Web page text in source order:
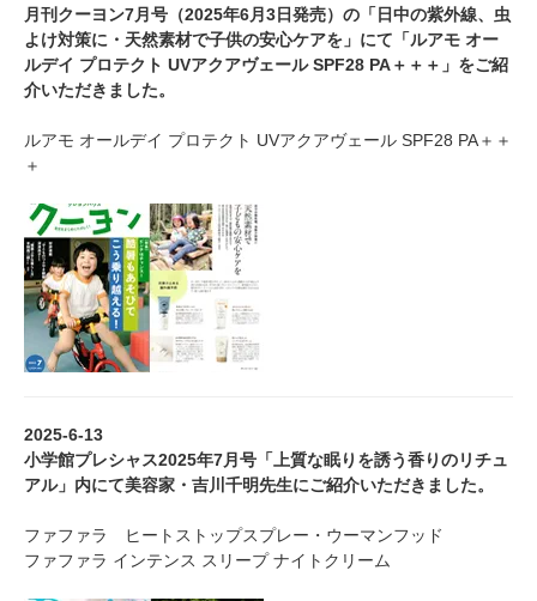
月刊クーヨン7月号（2025年6月3日発売）の「日中の紫外線、虫
よけ対策に・天然素材で子供の安心ケアを」にて「ルアモ オー
ルデイ プロテクト UVアクアヴェール SPF28 PA＋＋＋」をご紹
介いただきました。
ルアモ オールデイ プロテクト UVアクアヴェール SPF28 PA＋＋
＋
2025-6-13
小学館プレシャス2025年7月号「上質な眠りを誘う香りのリチュ
アル」内にて美容家・吉川千明先生にご紹介いただきました。
ファファラ ヒートストップスプレー・ウーマンフッド
ファファラ インテンス スリープ ナイトクリーム